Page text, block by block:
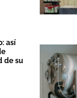
así
de su